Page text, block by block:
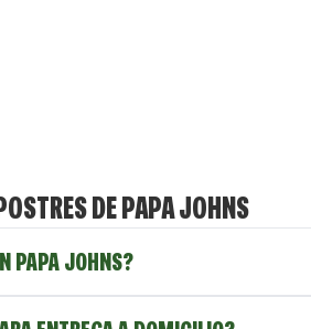
DE PAPA JOHNS
PAPA JOHNS?